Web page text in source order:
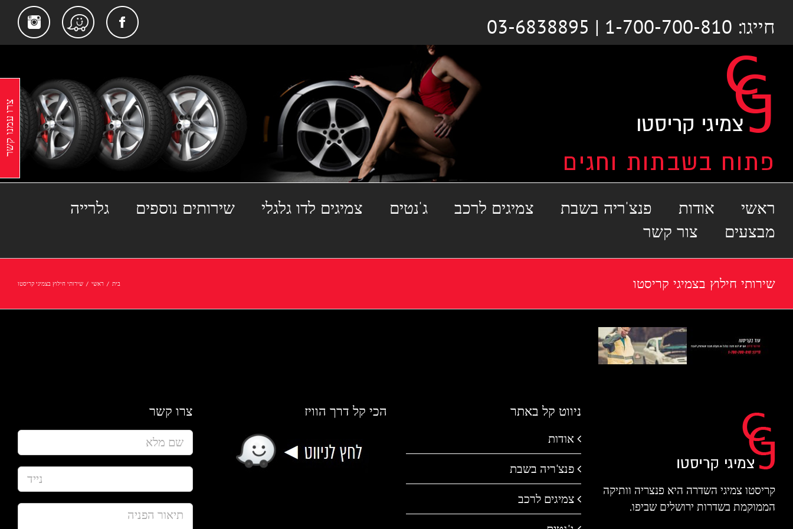
לתוכןחייגו: 1-700-700-810 | 03-6838895 Facebook
Waze
ראשי אודות פנצ'ריה בשבת צמיגים לרכב ג'נטים צמיגים לדו גלגלי שירותים נוספים
גלרייה
מבצעים
צור קשר
שירותי חילוץ בצמיגי קריסטו בית / ראשי / שירותי חילוץ בצמיגי קריסטו
קריסטו צמיגי השדרה היא פנצריה וותיקה
הממוקמת בשדרות ירושלים שביפו.
ניווט קל באתר
אודות
פנצ'ריה בשבת
צמיגים לרכב
הכי קל דרך הוויז צרו קשר
צרו עמנו קשר